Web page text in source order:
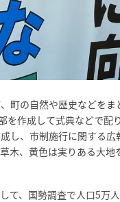
町の自然や歴史などを
を作成して式典などで
し、市制施行に関する
、黄色は実りある大地
て、国勢調査で人口5万